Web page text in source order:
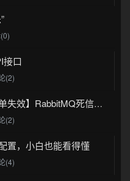
接口
(2)
【延时任务处理、订单失效】RabbitMQ死信队列实现
(2)
置，小白也能看得懂
(4)